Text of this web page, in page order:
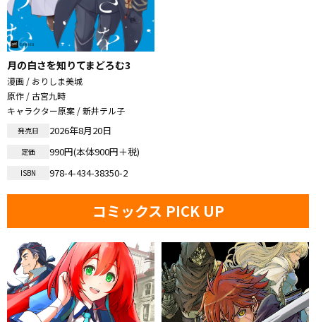
月の白さを知りてまどろむ3
漫画 / おりしま美城
原作 / 古宮九時
キャラクター原案 / 新井テル子
発売日 2026年8月20日
定価 990円(本体900円＋税)
ISBN 978-4-434-38350-2
コミックス PICK UP